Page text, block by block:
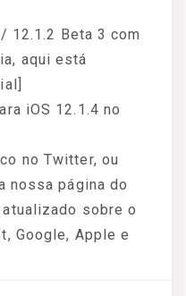
12.1.2 Beta 3 com
aqui está
iOS 12.1.4 no
no Twitter, ou
nossa página do
sobre o
Google, Apple e